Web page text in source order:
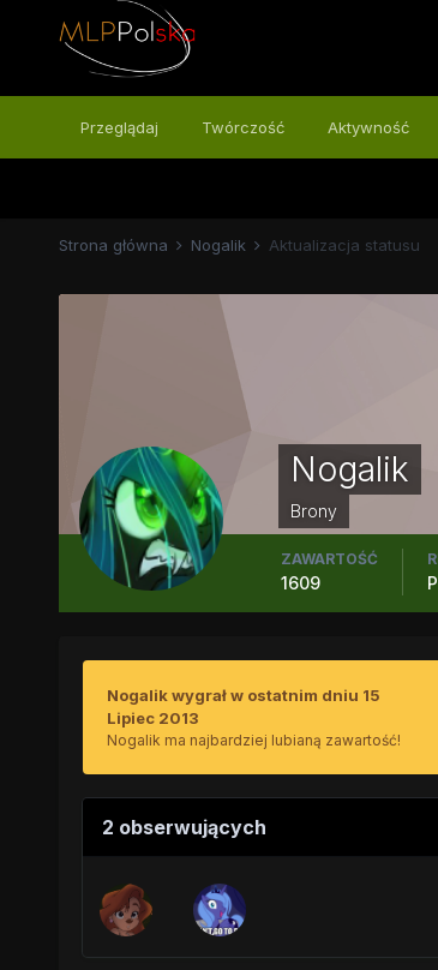
Przeglądaj Twórczość Aktywność
Strona główna Nogalik Aktualizacja statusu
Nogalik
Brony
ZAWARTOŚĆ
1609
Nogalik wygrał w ostatnim dniu 15
Lipiec 2013
Nogalik ma najbardziej lubianą zawartość!
2 obserwujących